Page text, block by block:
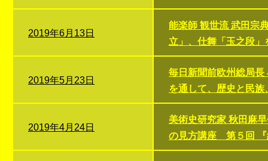
2019年6月13日
能楽師 観世流 武田宗
立」、仕舞「玉之段
2019年5月23日
毎日新聞前欧州総局長
を通して、歴史と民
2019年4月24日
美術史研究家 秋田麻
の見方講座 第５回 『